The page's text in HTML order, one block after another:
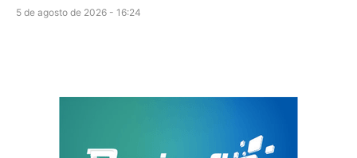
5 de agosto de 2026 - 16:24